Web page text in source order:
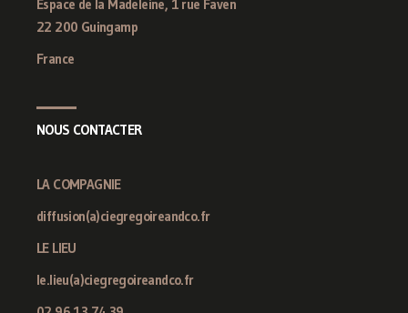
Espace de la Madeleine, 1 rue Faven
22 200 Guingamp
France
NOUS CONTACTER
LA COMPAGNIE
diffusion(a)ciegregoireandco.fr
LE LIEU
le.lieu(a)ciegregoireandco.fr